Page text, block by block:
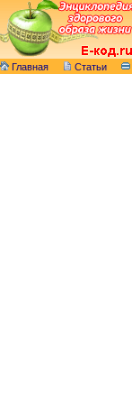
Главная Статьи